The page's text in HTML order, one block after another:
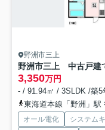
野洲市三上
野洲市三上 中古戸建
3,350万円
- / 91.94㎡ / 3SLDK /築5
東海道本線「野洲」駅
オール電化 システム